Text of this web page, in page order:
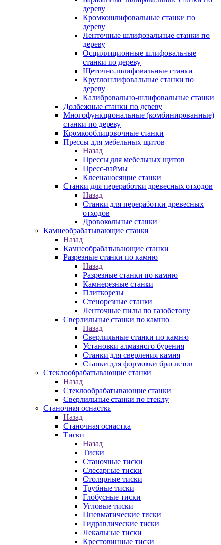
дереву
Кромкошлифовальные станки по
дереву
Ленточные шлифовальные станки по
дереву
Осцилляционные шлифовальные
станки по дереву
Щеточно-шлифовальные станки
Круглошлифовальные станки по
дереву
Калибровально-шлифовальные станки
Долбежные станки по дереву
Многофункциональные (комбинированные)
станки по дереву
Кромкооблицовочные станки
Прессы для мебельных щитов
Назад
Прессы для мебельных щитов
Пресс-ваймы
Клеенаносящие станки
Станки для переработки древесных отходов
Назад
Станки для переработки древесных
отходов
Дровокольные станки
Камнеобрабатывающие станки
Назад
Камнеобрабатывающие станки
Разрезные станки по камню
Назад
Разрезные станки по камню
Камнерезные станки
Плиткорезы
Стенорезные станки
Ленточные пилы по газобетону
Сверлильные станки по камню
Назад
Сверлильные станки по камню
Установки алмазного бурения
Станки для сверления камня
Станки для формовки браслетов
Стеклообрабатывающие станки
Назад
Стеклообрабатывающие станки
Сверлильные станки по стеклу
Станочная оснастка
Назад
Станочная оснастка
Тиски
Назад
Тиски
Станочные тиски
Слесарные тиски
Столярные тиски
Трубные тиски
Глобусные тиски
Угловые тиски
Пневматические тиски
Гидравлические тиски
Лекальные тиски
Крестовинные тиски